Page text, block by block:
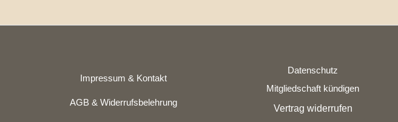
Impressum & Kontakt
AGB & Widerrufsbelehrung
Datenschutz
Mitgliedschaft kündigen
Vertrag widerrufen